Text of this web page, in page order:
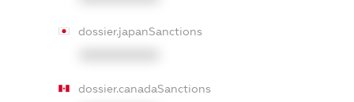
dossier.japanSanctions
dossier.canadaSanctions